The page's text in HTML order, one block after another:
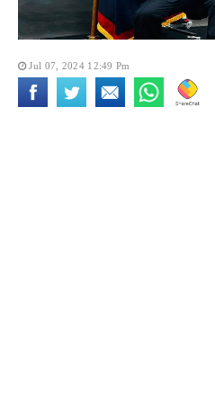
Jul 07, 2024 12:49 Pm